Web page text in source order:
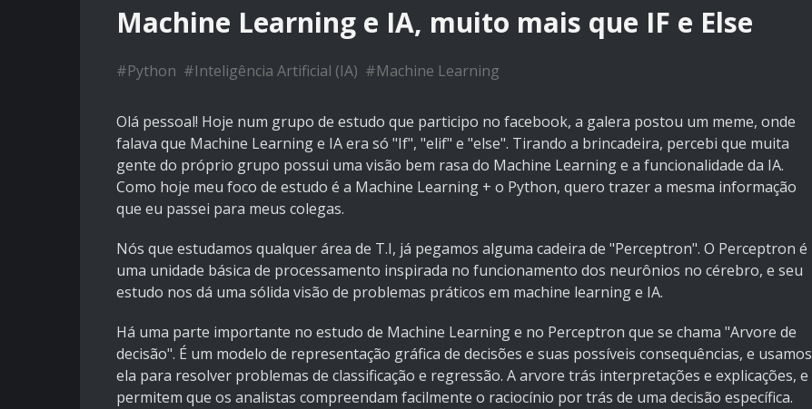
Machine Learning e IA, muito mais que IF e Else
#Python #Inteligência Artificial (IA) #Machine Learning
Olá pessoal! Hoje num grupo de estudo que participo no facebook, a galera postou um meme, onde
falava que Machine Learning e IA era só "If", "elif" e "else". Tirando a brincadeira, percebi que muita
gente do próprio grupo possui uma visão bem rasa do Machine Learning e a funcionalidade da IA.
Como hoje meu foco de estudo é a Machine Learning + o Python, quero trazer a mesma informação
que eu passei para meus colegas.
Nós que estudamos qualquer área de T.I, já pegamos alguma cadeira de "Perceptron". O Perceptron é
uma unidade básica de processamento inspirada no funcionamento dos neurônios no cérebro, e seu
estudo nos dá uma sólida visão de problemas práticos em machine learning e IA.
Há uma parte importante no estudo de Machine Learning e no Perceptron que se chama "Arvore de
decisão". É um modelo de representação gráfica de decisões e suas possíveis consequências, e usamos
ela para resolver problemas de classificação e regressão. A arvore trás interpretações e explicações, e
permitem que os analistas compreendam facilmente o raciocínio por trás de uma decisão específica.